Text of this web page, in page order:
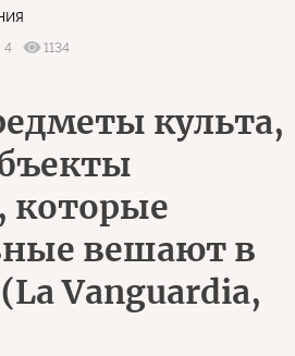
4
1134
культа,
которые
вешают в
Vanguardia,